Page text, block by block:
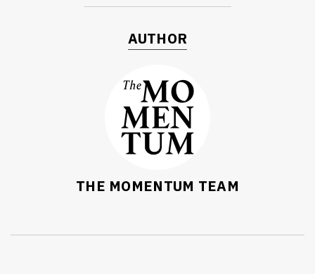
AUTHOR
THE MOMENTUM TEAM
TWEET LINE